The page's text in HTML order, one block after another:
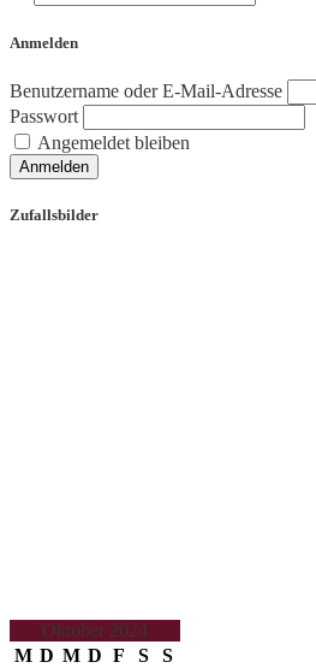
Anmelden
Benutzername oder E-Mail-Adresse
Passwort
Angemeldet bleiben
Anmelden
Zufallsbilder
Oktober 2024
M D M D F S
S